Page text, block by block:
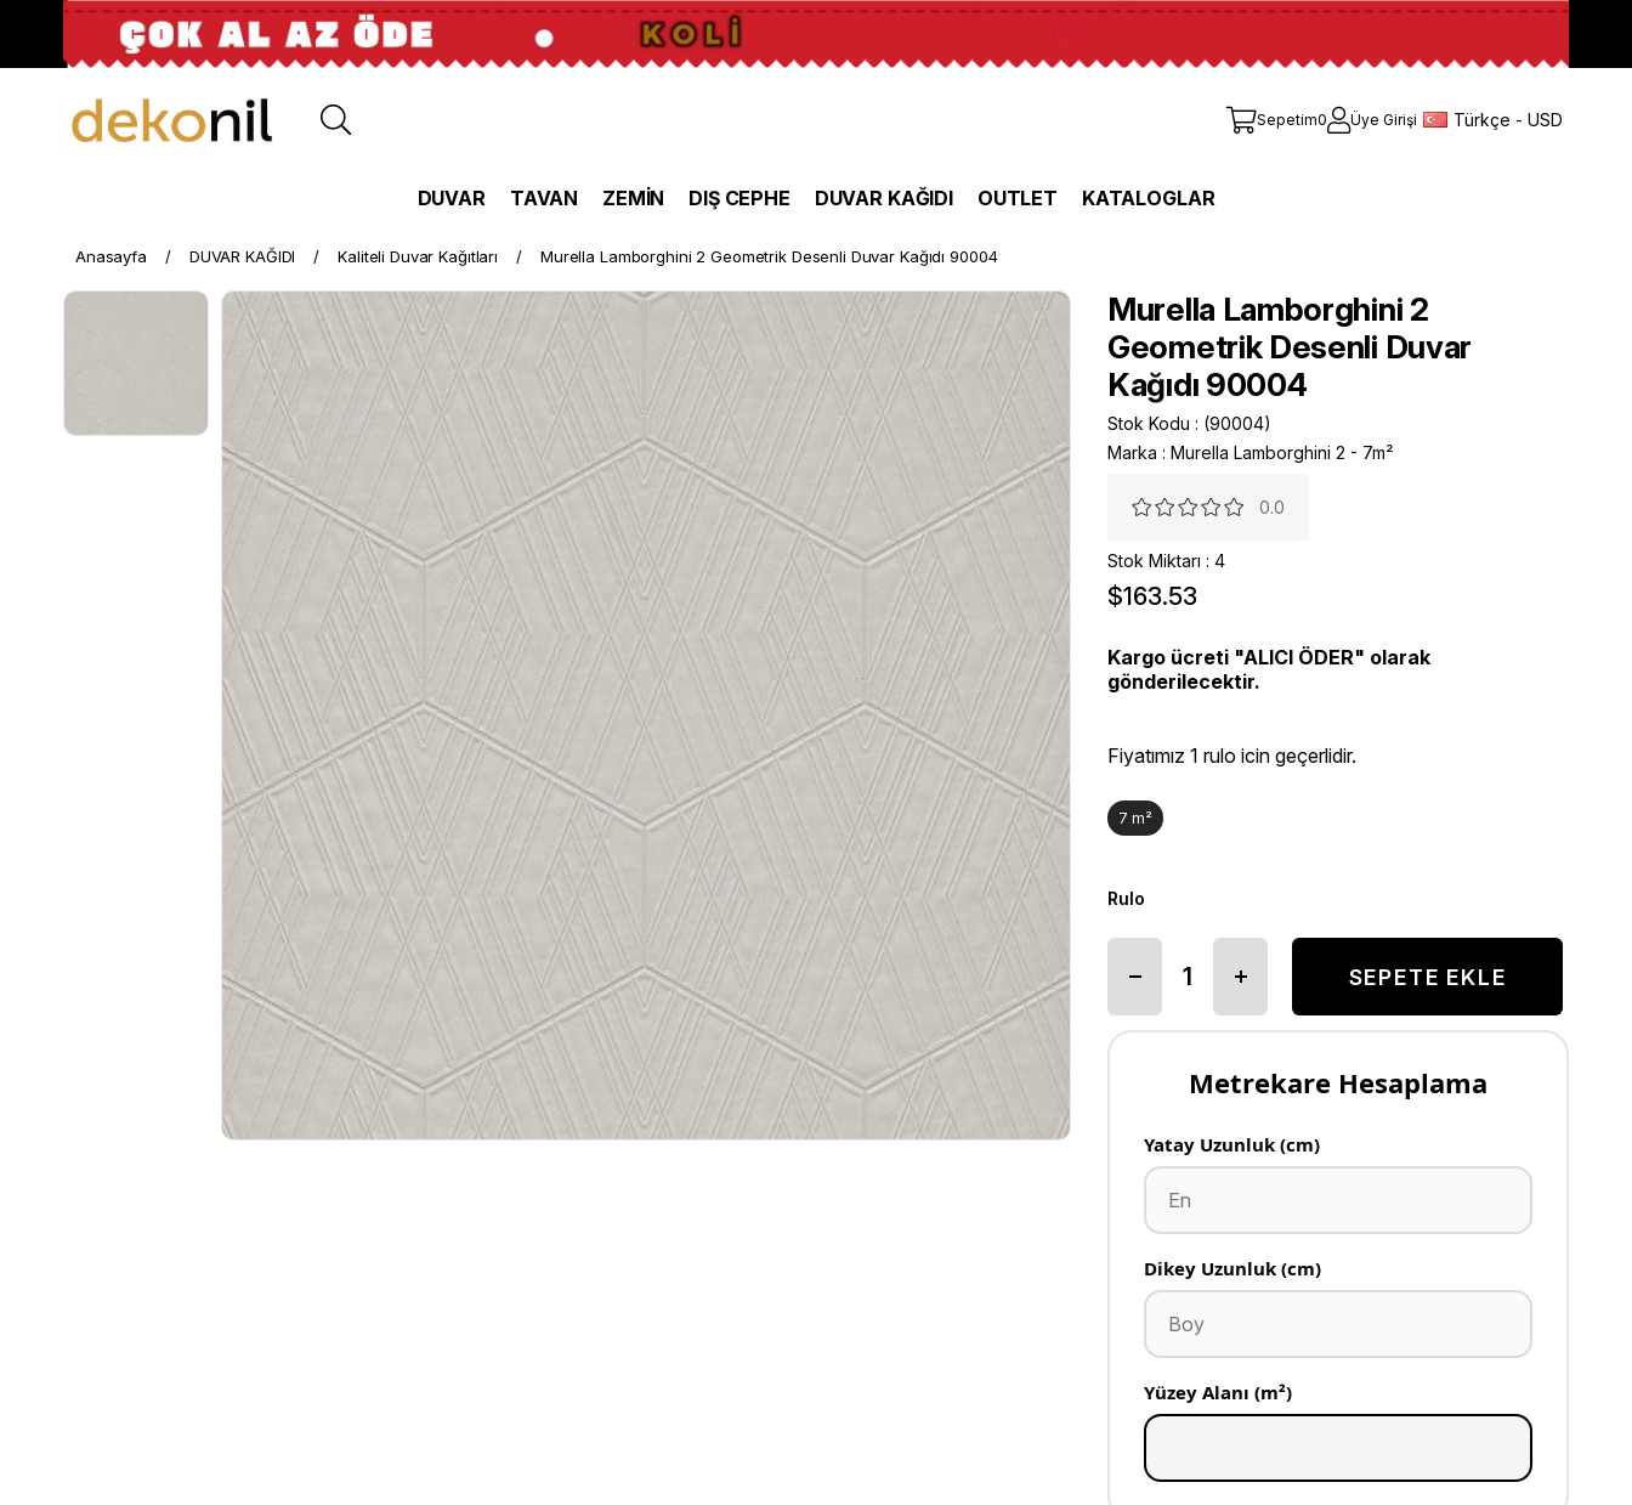
Sepetim0 Üye Girişi Türkçe - USD
DUVAR TAVAN ZEMİN DIŞ CEPHE DUVAR KAĞIDI OUTLET KATALOGLAR
Anasayfa DUVAR KAĞIDI Kaliteli Duvar Kağıtları Murella Lamborghini 2 Geometrik Desenli Duvar Kağıdı 90004
Murella Lamborghini 2
Geometrik Desenli Duvar
Kağıdı 90004
Stok Kodu
(90004)
Marka : Murella Lamborghini 2 - 7m²
0.0
Stok Miktarı : 4
$163.53
Kargo ücreti "ALICI ÖDER" olarak
gönderilecektir.
Fiyatımız 1 rulo icin geçerlidir.
7 m²
Rulo
Metrekare Hesaplama
Yatay Uzunluk (cm)
Dikey Uzunluk (cm)
Yüzey Alanı (m²)